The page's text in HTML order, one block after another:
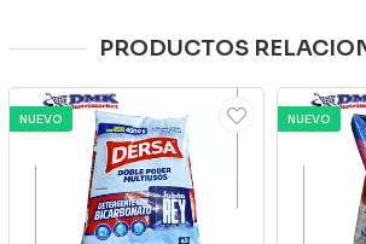
PRODUCTOS
NUEVO NUEVO